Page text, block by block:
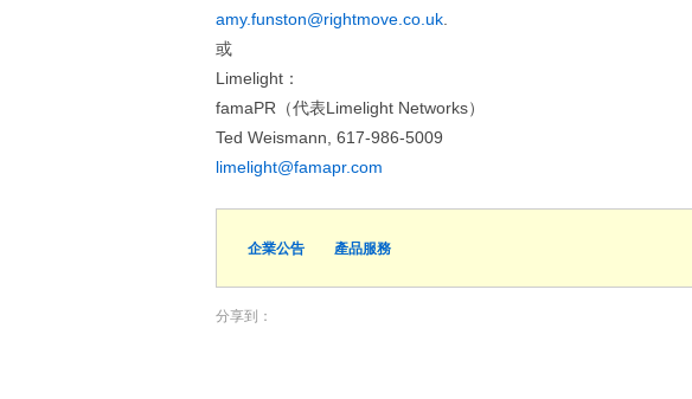
amy.funston@rightmove.co.uk
或
Limelight：
famaPR（代表Limelight Networks）
Ted Weismann, 617-986-5009
limelight@famapr.com
企業公告 產品服務
分享到：